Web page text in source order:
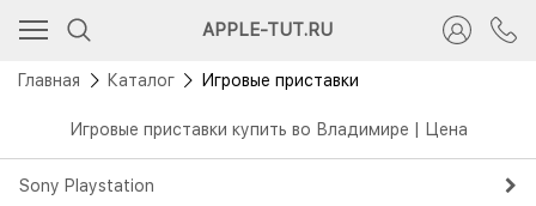
APPLE-TUT.RU
Главная Каталог Игровые приставки
Игровые приставки купить во Владимире | Цена
Sony Playstation